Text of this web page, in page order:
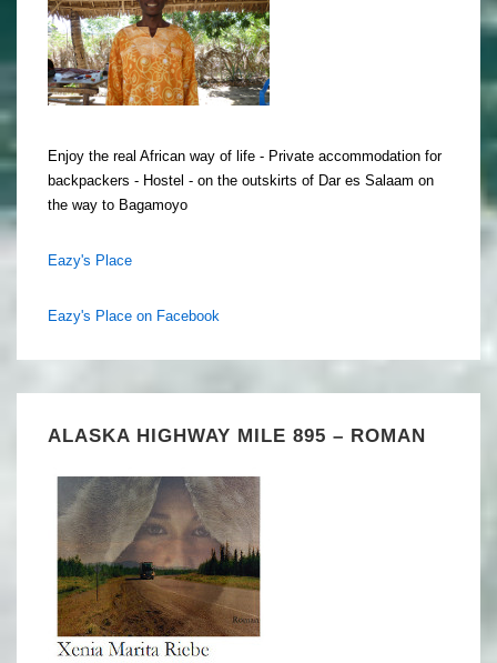
Enjoy the real African way of life - Private accommodation for
backpackers - Hostel - on the outskirts of Dar es Salaam on
the way to Bagamoyo
Eazy's Place
Eazy's Place on Facebook
ALASKA HIGHWAY MILE 895 – ROMAN